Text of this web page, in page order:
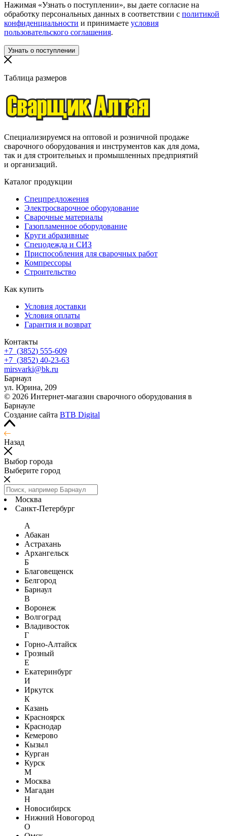
Нажимая «Узнать о поступлении», вы даете согласие на
обработку персональных данных в соответствии с политикой
конфиденциальности и принимаете условия
пользовательского соглашения.
Таблица размеров
Специализируемся на оптовой и розничной продаже
сварочного оборудования и инструментов как для дома,
так и для строительных и промышленных предприятий
и организаций.
Каталог продукции
Спецпредложения
Электросварочное оборудование
Сварочные материалы
Газопламенное оборудование
Круги абразивные
Спецодежда и СИЗ
Приспособления для сварочных работ
Компрессоры
Строительство
Как купить
Условия доставки
Условия оплаты
Гарантия и возврат
Контакты
+7 (3852) 555-609
+7 (3852) 40-23-63
mirsvarki@bk.ru
Барнаул
ул. Юрина, 209
© 2026 Интернет-магазин сварочного оборудования в
Барнауле
Создание сайта BTB Digital
Назад
Выбор города
Выберите город
Москва
Санкт-Петербург
А
Абакан
Астрахань
Архангельск
Б
Благовещенск
Белгород
Барнаул
В
Воронеж
Волгоград
Владивосток
Г
Горно-Алтайск
Грозный
Е
Екатеринбург
И
Иркутск
К
Казань
Красноярск
Краснодар
Кемерово
Кызыл
Курган
Курск
М
Москва
Магадан
Н
Новосибирск
Нижний Новогород
О